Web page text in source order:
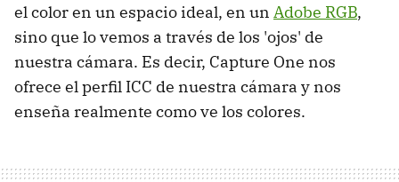
el color en un espacio ideal, en un Adobe RGB,
sino que lo vemos a través de los 'ojos' de
nuestra cámara. Es decir, Capture One nos
ofrece el perfil ICC de nuestra cámara y nos
enseña realmente como ve los colores.